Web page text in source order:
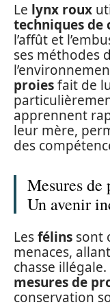
Le lynx roux
techniques de
l’affût et
ses méthodes
proiesfait de
apprennent
leur mère,
des
Mesures
Un avenir
Lesfélins sont
menaces,
chasse
mesures de
conservation